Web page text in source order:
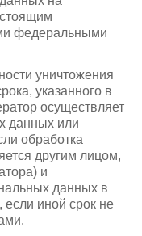
федеральными
уничтожения
указанного в
осуществляет
данных или
обработка
другим лицом,
и
данных в
иной срок не